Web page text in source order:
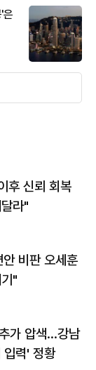
은
후 신뢰 회복
라"
비판 오세훈
"
가 압색…강남
입력' 정황